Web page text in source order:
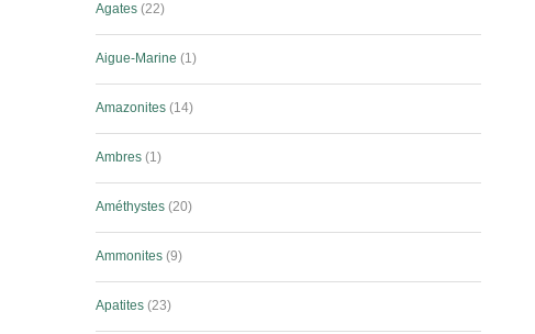
Agates 22
Aigue-Marine 1
Amazonites 14
Ambres 1
Améthystes 20
Ammonites 9
Apatites 23